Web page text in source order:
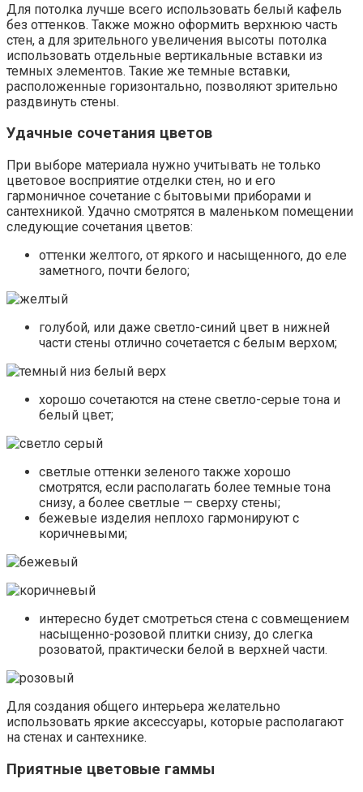
Для потолка лучше всего использовать белый кафель
без оттенков. Также можно оформить верхнюю часть
стен, а для зрительного увеличения высоты потолка
использовать отдельные вертикальные вставки из
темных элементов. Такие же темные вставки,
расположенные горизонтально, позволяют зрительно
раздвинуть стены.
Удачные сочетания цветов
При выборе материала нужно учитывать не только
цветовое восприятие отделки стен, но и его
гармоничное сочетание с бытовыми приборами и
сантехникой. Удачно смотрятся в маленьком помещении
следующие сочетания цветов:
оттенки желтого, от яркого и насыщенного, до еле
заметного, почти белого;
голубой, или даже светло-синий цвет в нижней
части стены отлично сочетается с белым верхом;
хорошо сочетаются на стене светло-серые тона и
белый цвет;
светлые оттенки зеленого также хорошо
смотрятся, если располагать более темные тона
снизу, а более светлые — сверху стены;
бежевые изделия неплохо гармонируют с
коричневыми;
интересно будет смотреться стена с совмещением
насыщенно-розовой плитки снизу, до слегка
розоватой, практически белой в верхней части.
Для создания общего интерьера желательно
использовать яркие аксессуары, которые располагают
на стенах и сантехнике.
Приятные цветовые гаммы